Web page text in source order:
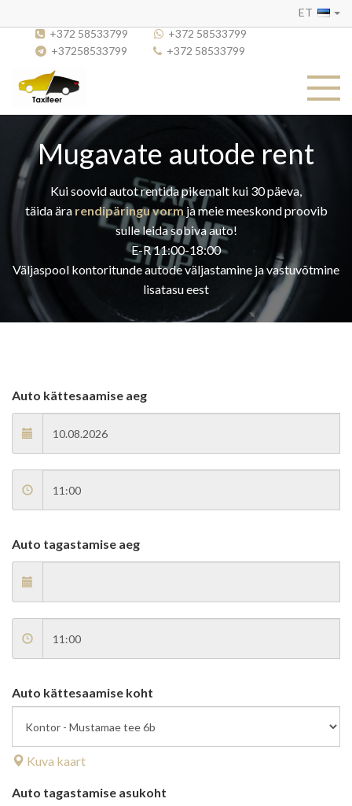
ET
+372 58533799
+372 58533799
+37258533799
+372 58533799
Mugavate autode rent
Kui soovid autot rentida pikemalt kui 30 päeva,
täida ära rendipäringu vorm ja meie meeskond proovib
sulle leida sobiva auto!
E-R 11:00-18:00
Väljaspool kontoritunde autode väljastamine ja vastuvõtmine
lisatasu eest
Auto kättesaamise aeg
Auto tagastamise aeg
Auto kättesaamise koht
Kuva kaart
Auto tagastamise asukoht